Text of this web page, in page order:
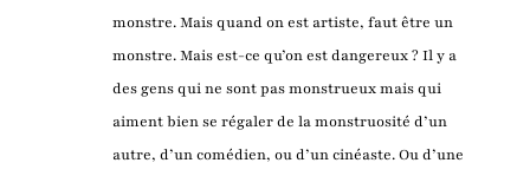
monstre. Mais quand on est artiste, faut être un
monstre. Mais est-ce qu’on est dangereux ? Il y a
des gens qui ne sont pas monstrueux mais qui
aiment bien se régaler de la monstruosité d’un
autre, d’un comédien, ou d’un cinéaste. Ou d’une